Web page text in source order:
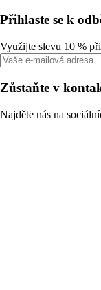
Přihlaste se k
Využijte slevu 10 %
Zůstaňte v
Najděte nás na